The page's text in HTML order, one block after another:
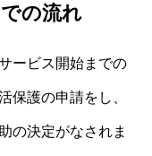
の流れ
ービス開始までの
保護の申請をし、
の決定がなされま